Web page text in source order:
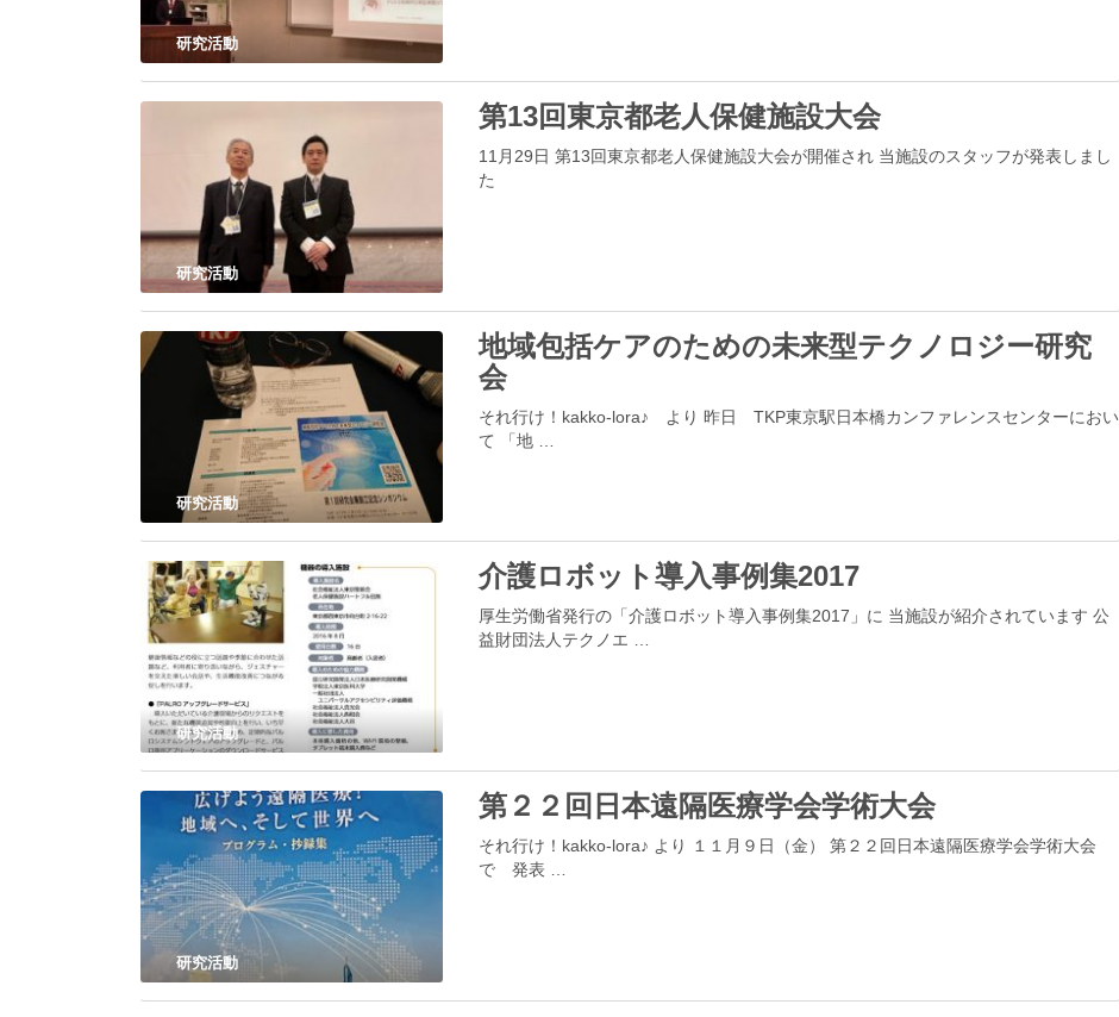
研究活動
研究活動
第13回東京都老人保健施設大会
11月29日 第13回東京都老人保健施設大会が開催され 当施設のスタッフが発表しまし
た
研究活動
地域包括ケアのための未来型テクノロジー研究
会
それ行け！kakko-lora♪ より 昨日 TKP東京駅日本橋カンファレンスセンターにおい
て 「地 …
研究活動
介護ロボット導入事例集2017
厚生労働省発行の「介護ロボット導入事例集2017」に 当施設が紹介されています 公
益財団法人テクノエ …
研究活動
第２２回日本遠隔医療学会学術大会
それ行け！kakko-lora♪ より １１月９日（金） 第２２回日本遠隔医療学会学術大会
で 発表 …